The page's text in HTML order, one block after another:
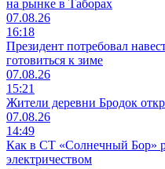
на рынке в Таборах
07.08.26
16:18
Президент потребовал
готовиться к зиме
07.08.26
15:21
Жители деревни Бродок
07.08.26
14:49
Как в СТ «Солнечный Бор»
электричеством